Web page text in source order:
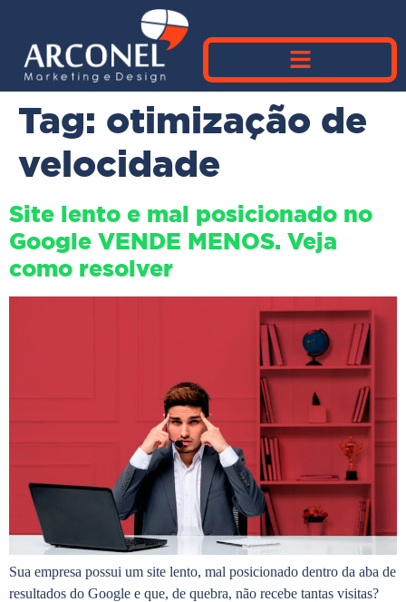
Tag: otimização de
velocidade
Site lento e mal posicionado no
Google VENDE MENOS. Veja
como resolver
Sua empresa possui um site lento, mal posicionado dentro da aba de
resultados do Google e que, de quebra, não recebe tantas visitas?